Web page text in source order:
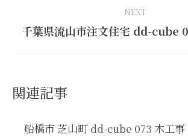
NEXT
Next
千葉県流山市注文住宅 dd-cube
関連記事
船橋市 芝山町 dd-cube 073 木工事